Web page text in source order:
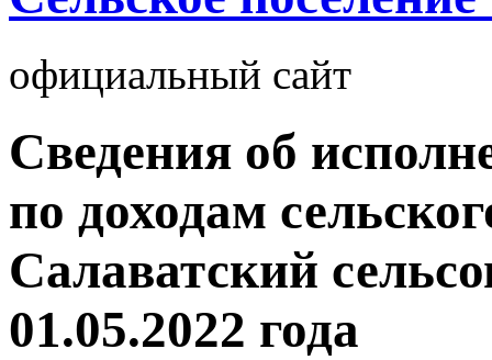
официальный сайт
Сведения об
по доходам
Салаватский
01.05.2022 года